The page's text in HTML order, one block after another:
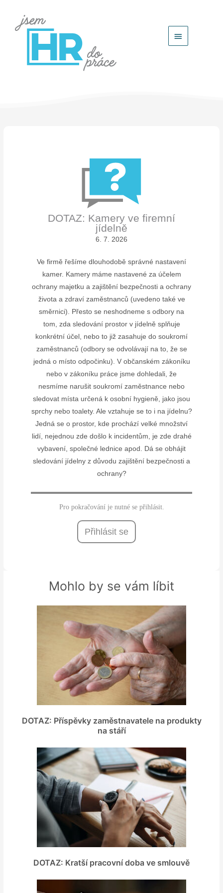
Hlavní
DOTAZ: Kamery ve firemní
jídelně
6. 7. 2026
Ve firmě řešíme dlouhodobě správné nastavení
kamer. Kamery máme nastavené za účelem
ochrany majetku a zajištění bezpečnosti a ochrany
života a zdraví zaměstnanců (uvedeno také ve
směrnici). Přesto se neshodneme s odbory na
tom, zda sledování prostor v jídelně splňuje
konkrétní účel, nebo to již zasahuje do soukromí
zaměstnanců (odbory se odvolávají na to, že se
jedná o místo odpočinku). V občanském zákoníku
nebo v zákoníku práce jsme dohledali, že
nesmíme narušit soukromí zaměstnance nebo
sledovat místa určená k osobní hygieně, jako jsou
sprchy nebo toalety. Ale vztahuje se to i na jídelnu?
Jedná se o prostor, kde prochází velké množství
lidí, nejednou zde došlo k incidentům, je zde drahé
vybavení, společné lednice apod. Dá se obhájit
sledování jídelny z důvodu zajištění bezpečnosti a
ochrany?
Pro pokračování je nutné se přihlásit.
Přihlásit se
Mohlo by se vám líbit
DOTAZ: Příspěvky zaměstnavatele na produkty
na stáří
DOTAZ: Kratší pracovní doba ve smlouvě